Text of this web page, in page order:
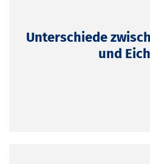
Unterschiede
und